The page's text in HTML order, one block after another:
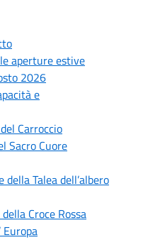
aperture estive
2026
e
Carroccio
Sacro Cuore
Talea dell’albero
Croce Rossa
Europa